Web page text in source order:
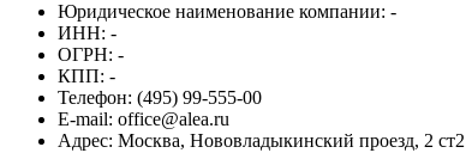
Юридическое наименование компании: -
ИНН: -
ОГРН: -
КПП: -
Телефон: (495) 99-555-00
E-mail: office@alea.ru
Адрес: Москва, Нововладыкинский проезд, 2 ст2